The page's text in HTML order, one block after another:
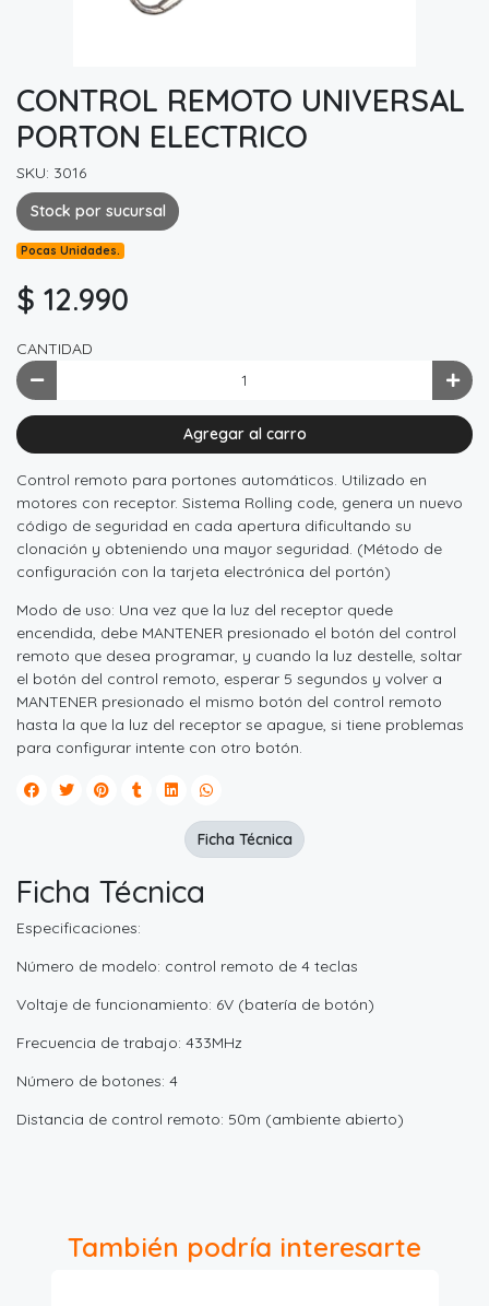
CONTROL REMOTO UNIVERSAL
PORTON ELECTRICO
SKU: 3016
Stock por sucursal
Pocas Unidades.
$ 12.990
CANTIDAD
Agregar al carro
Control remoto para portones automáticos. Utilizado en
motores con receptor. Sistema Rolling code, genera un nuevo
código de seguridad en cada apertura dificultando su
clonación y obteniendo una mayor seguridad. (Método de
configuración con la tarjeta electrónica del portón)
Modo de uso: Una vez que la luz del receptor quede
encendida, debe MANTENER presionado el botón del control
remoto que desea programar, y cuando la luz destelle, soltar
el botón del control remoto, esperar 5 segundos y volver a
MANTENER presionado el mismo botón del control remoto
hasta la que la luz del receptor se apague, si tiene problemas
para configurar intente con otro botón.
Ficha Técnica
Especificaciones:
Número de modelo: control remoto de 4 teclas
Voltaje de funcionamiento: 6V (batería de botón)
Frecuencia de trabajo: 433MHz
Número de botones: 4
Distancia de control remoto: 50m (ambiente abierto)
Ficha Técnica
También podría interesarte